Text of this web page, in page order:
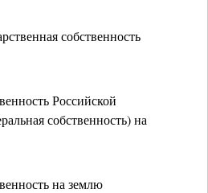
собственность
Российской
собственность) на
на землю